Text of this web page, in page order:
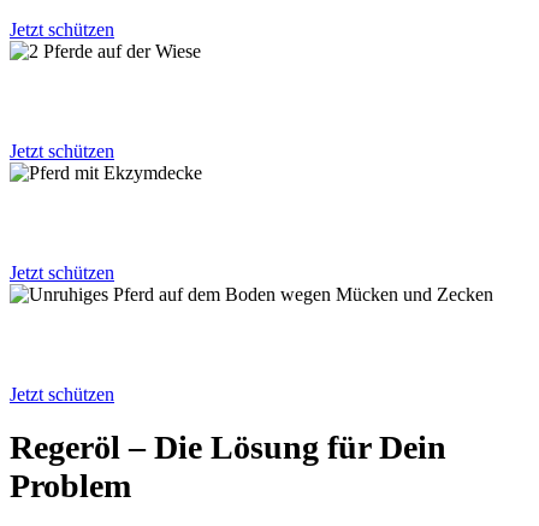
Jetzt schützen
Jetzt schützen
Jetzt schützen
Jetzt schützen
Regeröl – Die Lösung für Dein
Problem